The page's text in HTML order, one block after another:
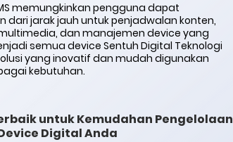
memungkinkan pengguna dapat
dari jarak jauh untuk penjadwalan konten,
dan manajemen device yang
semua device Sentuh Digital Teknologi
yang inovatif dan mudah digunakan
kebutuhan.
untuk Kemudahan Pengelolaan
Digital Anda